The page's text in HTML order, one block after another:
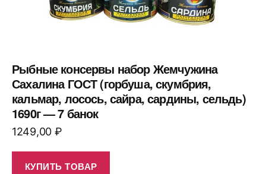
Рыбные консервы набор Жемчужина
Сахалина ГОСТ (горбуша, скумбрия,
кальмар, лосось, сайра, сардины, сельдь)
1690г — 7 банок
1249,00 ₽
КУПИТЬ ТОВАР